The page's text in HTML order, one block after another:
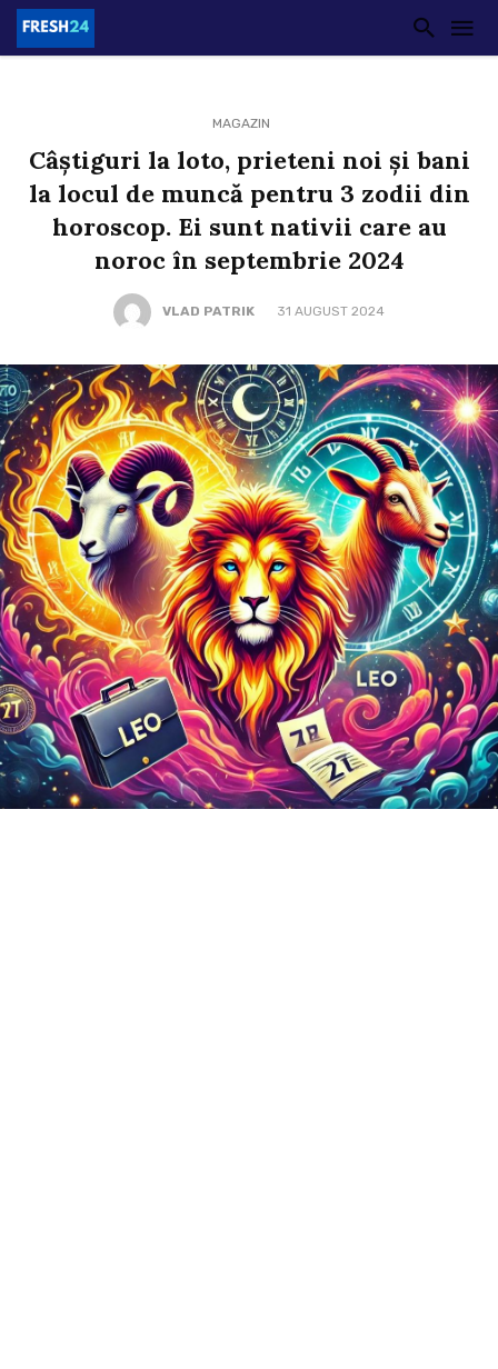
MAGAZIN
Câștiguri la loto, prieteni noi și bani
la locul de muncă pentru 3 zodii din
horoscop. Ei sunt nativii care au
noroc în septembrie 2024
VLAD PATRIK 31 AUGUST 2024